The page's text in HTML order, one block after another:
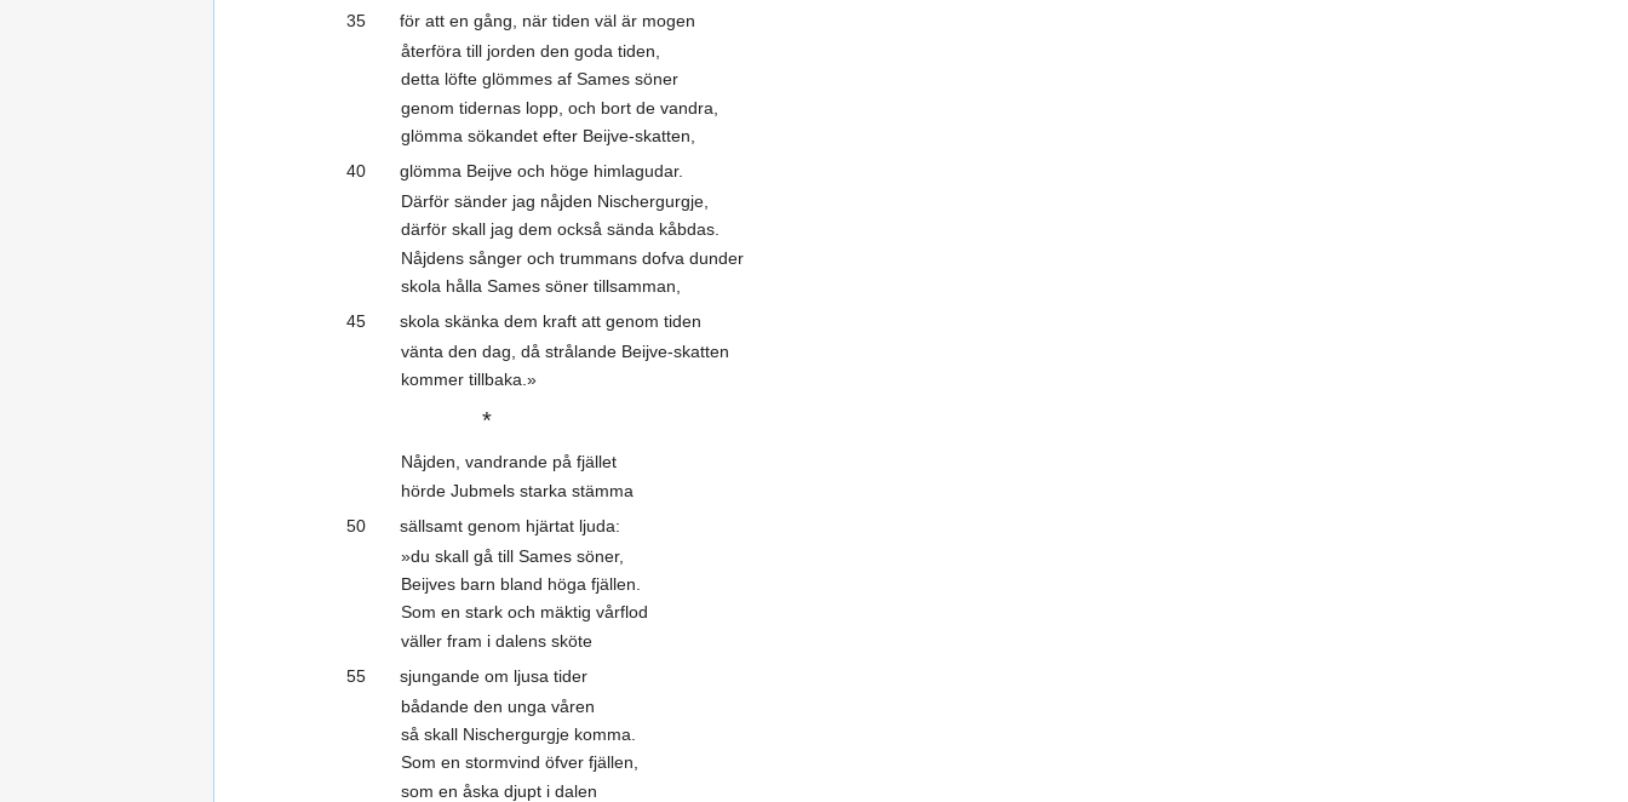
35 för att en gång, när tiden väl är mogen
återföra till jorden den goda tiden,
detta löfte glömmes af Sames söner
genom tidernas lopp, och bort de vandra,
glömma sökandet efter Beijve-skatten,
40 glömma Beijve och höge himlagudar.
Därför sänder jag nåjden Nischergurgje,
därför skall jag dem också sända kåbdas.
Nåjdens sånger och trummans dofva dunder
skola hålla Sames söner tillsamman,
45 skola skänka dem kraft att genom tiden
vänta den dag, då strålande Beijve-skatten
kommer tillbaka.»
*
Nåjden, vandrande på fjället
hörde Jubmels starka stämma
50 sällsamt genom hjärtat ljuda:
»du skall gå till Sames söner,
Beijves barn bland höga fjällen.
Som en stark och mäktig vårflod
väller fram i dalens sköte
55 sjungande om ljusa tider
bådande den unga våren
så skall Nischergurgje komma.
Som en stormvind öfver fjällen,
som en åska djupt i dalen